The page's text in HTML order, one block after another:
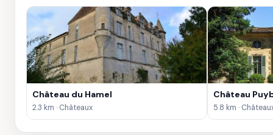
Château du Hamel
2.3 km · Châteaux
Château
5.8 km ·